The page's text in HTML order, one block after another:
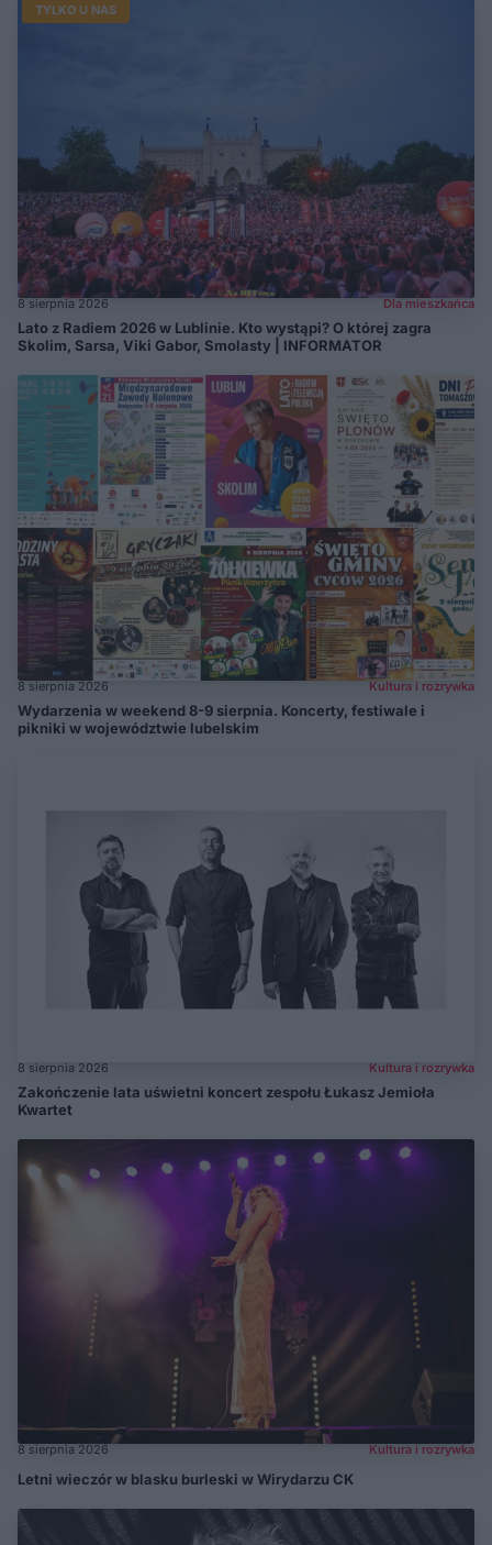
TYLKO U NAS
8 sierpnia 2026 Dla mieszkańca
Lato z Radiem 2026 w Lublinie. Kto wystąpi? O której zagra
Skolim, Sarsa, Viki Gabor, Smolasty | INFORMATOR
8 sierpnia 2026 Kultura i rozrywka
Wydarzenia w weekend 8-9 sierpnia. Koncerty, festiwale i
pikniki w województwie lubelskim
8 sierpnia 2026 Kultura i rozrywka
Zakończenie lata uświetni koncert zespołu Łukasz Jemioła
Kwartet
8 sierpnia 2026 Kultura i rozrywka
Letni wieczór w blasku burleski w Wirydarzu CK